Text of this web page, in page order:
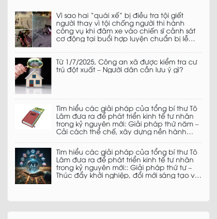
Vì sao hai “quái xế” bị điều tra tội giết
người thay vì tội chống người thi hành
công vụ khi đâm xe vào chiến sĩ cảnh sát
cơ động tại buổi hợp luyện chuẩn bị lễ
Từ 1/7/2025, Công an xã được kiểm tra cư
trú đột xuất – Người dân cần lưu ý gì?
Tìm hiểu các giải pháp của tổng bí thư Tô
Lâm đưa ra để phát triển kinh tế tư nhân
trong kỷ nguyên mới: Giải pháp thứ năm –
Cải cách thể chế, xây dựng nền hành
đất nước
Tìm hiểu các giải pháp của tổng bí thư Tô
Lâm đưa ra để phát triển kinh tế tư nhân
trong kỷ nguyên mới:: Giải pháp thứ tư –
Thúc đẩy khởi nghiệp, đổi mới sáng tạo và